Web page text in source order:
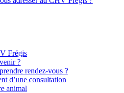
Frégis
?
rendez-vous ?
d’une consultation
animal